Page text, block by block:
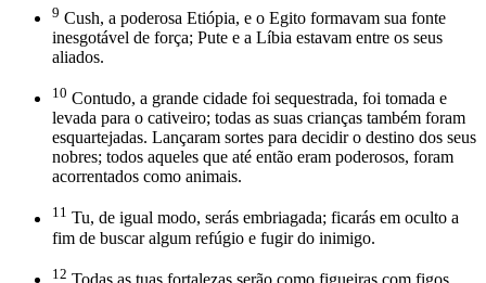
9 Cush, a poderosa Etiópia, e o Egito formavam sua fonte
inesgotável de força; Pute e a Líbia estavam entre os seus
aliados.
10 Contudo, a grande cidade foi sequestrada, foi tomada e
levada para o cativeiro; todas as suas crianças também foram
esquartejadas. Lançaram sortes para decidir o destino dos seus
nobres; todos aqueles que até então eram poderosos, foram
acorrentados como animais.
11 Tu, de igual modo, serás embriagada; ficarás em oculto a
fim de buscar algum refúgio e fugir do inimigo.
12 Todas as tuas fortalezas serão como figueiras com figos